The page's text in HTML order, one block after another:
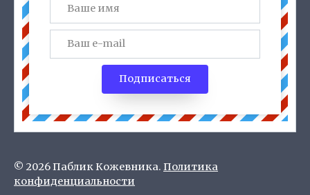
Подписаться
© 2026 Паблик Кожевника. Политика
конфиденциальности